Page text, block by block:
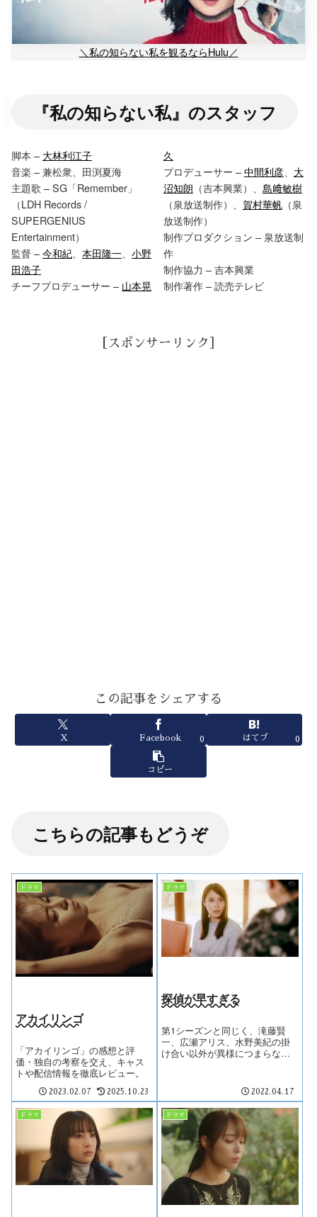
＼私の知らない私を観るならHulu／
『私の知らない私』のスタッフ
脚本 – 大林利江子
音楽 – 兼松衆、田渕夏海
主題歌 – SG「Remember」
（LDH Records /
SUPERGENIUS
Entertainment）
監督 –今和紀、 本田隆一、 小野
田浩子
チーフプロデューサー – 山本晃
久
プロデューサー –中間利彦、 大
沼知朗 （吉本興業）、 島﨑敏樹
（泉放送制作）、 賀村華帆（泉
放送制作）
制作プロダクション – 泉放送制
作
制作協力 – 吉本興業
制作著作 – 読売テレビ
［スポンサーリンク］
この記事をシェアする
X Facebook 0 はてブ 0
コピー
こちらの記事もどうぞ
ドラマ
アカイリンゴ
「アカイリンゴ」の感想と評
価・独自の考察を交え、キャス
トや配信情報を徹底レビュー。
2023.02.07 2025.10.23
ドラマ
探偵が早すぎる
第1シーズンと同じく、滝藤賢
一、広瀬アリス、水野美紀の掛
け合い以外が異様につまらな
と思うので、可哀相。2022.04.17
ドラマ ドラマ